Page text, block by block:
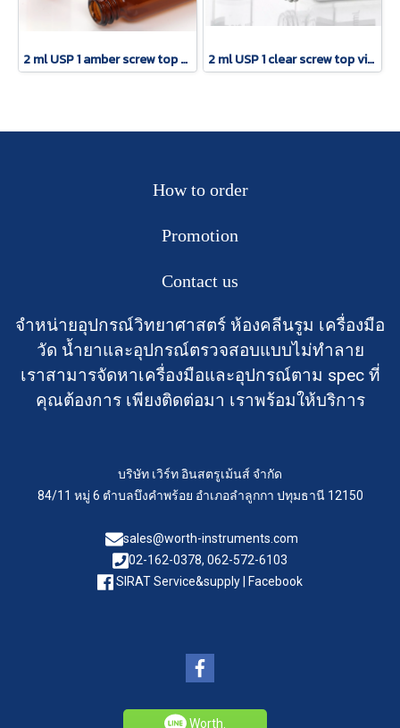
2 ml USP 1 amber screw top vial 2 ml USP 1 clear screw top vial with patch
How to order
Promotion
Contact us
จำหน่ายอุปกรณ์วิทยาศาสตร์ ห้องคลีนรูม เครื่องมือ
วัด น้ำยาและอุปกรณ์ตรวจสอบแบบไม่ทำลาย
เราสามารจัดหาเครื่องมือและอุปกรณ์ตาม spec ที่
คุณต้องการ เพียงติดต่อมา เราพร้อมให้บริการ
บริษัท เวิร์ท อินสตรูเม้นส์ จำกัด
84/11 หมู่ 6 ตำบลบึงคำพร้อย อำเภอลำลูกกา ปทุมธานี 12150
sales@worth-instruments.com
02-162-0378, 062-572-6103
SIRAT Service&supply | Facebook
Worth.